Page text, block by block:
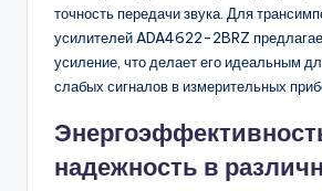
точность передачи звука. Для
усилителей ADA4622-2BRZ
усиление, что делает его идеальным
слабых сигналов в измерительных
надежность в